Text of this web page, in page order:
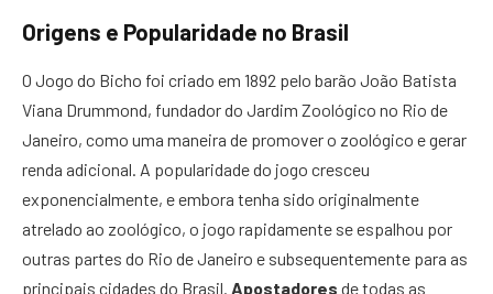
Origens e Popularidade no Brasil
O Jogo do Bicho foi criado em 1892 pelo barão João Batista
Viana Drummond, fundador do Jardim Zoológico no Rio de
Janeiro, como uma maneira de promover o zoológico e gerar
renda adicional. A popularidade do jogo cresceu
exponencialmente, e embora tenha sido originalmente
atrelado ao zoológico, o jogo rapidamente se espalhou por
outras partes do Rio de Janeiro e subsequentemente para as
principais cidades do Brasil. Apostadores de todas as